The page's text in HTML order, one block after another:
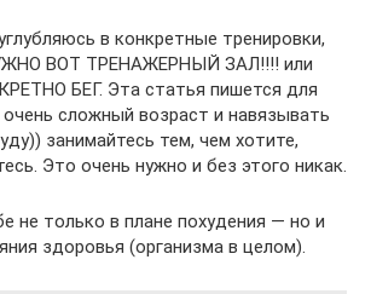
в конкретные тренировки,
ВОТ ТРЕНАЖЕРНЫЙ ЗАЛ!!!! или
БЕГ. Эта статья пишется для
сложный возраст и навязывать
занимайтесь тем, чем хотите,
Это очень нужно и без этого никак.
не только в плане похудения — но и
здоровья (организма в целом).